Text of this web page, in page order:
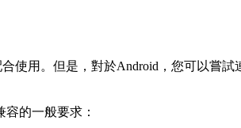
使用。但是，對於Android，您可以嘗
容的一般要求：